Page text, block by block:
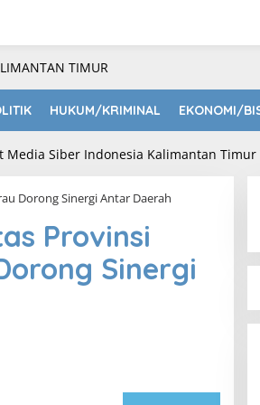
HUKUM/KRIMINAL EKONOMI/
Dorong Sinergi Antar Daerah
Provinsi
Sinergi